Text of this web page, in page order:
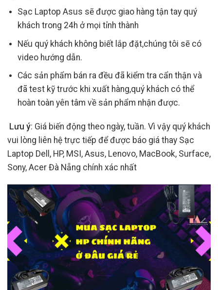
Sạc Laptop Asus sẽ được giao hàng tận tay quý
khách trong 24h ở mọi tỉnh thành
Nếu quý khách không biết lắp đặt,chúng tôi sẽ có
video hướng dẫn.
Các sản phẩm bán ra đều đã kiểm tra cẩn thận và
đã test kỹ trước khi xuất hàng,quý khách có thể
hoàn toàn yên tâm về sản phẩm nhận được.
Lưu ý: Giá biến động theo ngày, tuần. Vì vậy quý khách
vui lòng liên hệ trực tiếp để được báo giá thay Sạc
Laptop Dell, HP, MSI, Asus, Lenovo, MacBook, Surface,
Sony, Acer Đà Nẵng chính xác nhất